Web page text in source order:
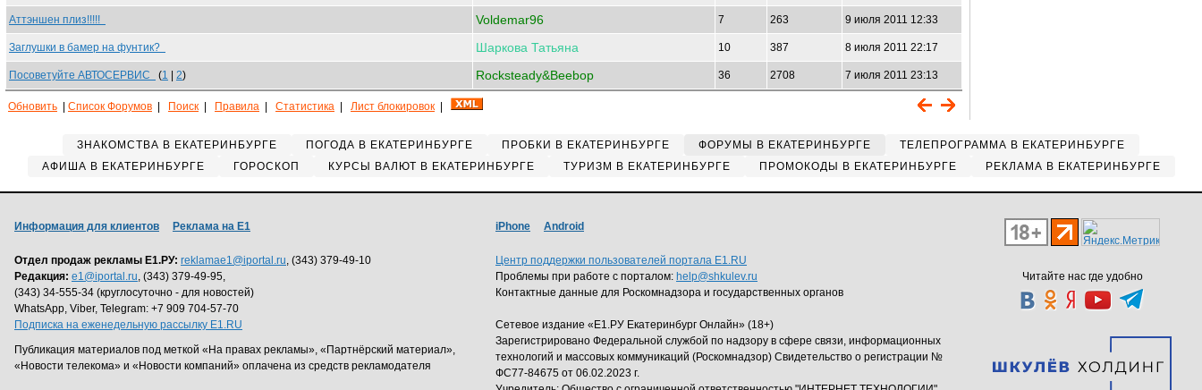
Аттэншен плиз!!!!! Voldemar96 7 263 9 июля 2011 12:33
Заглушки в бамер на фунтик? Шаркова Татьяна 10 387 8 июля 2011 22:17
Посоветуйте АВТОСЕРВИС (1 2) Rocksteady&Beebop 36 2708 7 июля 2011 23:13
Обновить Список Форумов Поиск Правила Статистика Лист блокировок
ЗНАКОМСТВА В ЕКАТЕРИНБУРГЕ ПОГОДА В ЕКАТЕРИНБУРГЕ ПРОБКИ В ЕКАТЕРИНБУРГЕ ФОРУМЫ В ЕКАТЕРИНБУРГЕ
ТЕЛЕПРОГРАММА В ЕКАТЕРИНБУРГЕ
АФИША В ЕКАТЕРИНБУРГЕ
ГОРОСКОП КУРСЫ ВАЛЮТ В ЕКАТЕРИНБУРГЕ ТУРИЗМ В ЕКАТЕРИНБУРГЕ ПРОМОКОДЫ В ЕКАТЕРИНБУРГЕ РЕКЛАМА В ЕКАТЕРИНБУРГЕ
Читайте нас где удобно
Информация для клиентов Реклама на Е1
Отдел продаж рекламы Е1.РУ: reklamae1@iportal.ru, (343) 379-49-10
Редакция: e1@iportal.ru, (343) 379-49-95,
(343) 34-555-34 (круглосуточно - для новостей)
WhatsApp, Viber, Telegram: +7 909 704-57-70
Подписка на еженедельную рассылку E1.RU
Публикация материалов под меткой «На правах рекламы», «Партнёрский материал»,
«Новости телекома» и «Новости компаний» оплачена из средств рекламодателя
iPhone Android
Центр поддержки пользователей портала E1.RU
Проблемы при работе с порталом: help@shkulev.ru
Контактные данные для Роскомнадзора и государственных органов
Сетевое издание «Е1.РУ Екатеринбург Онлайн» (18+)
Зарегистрировано Федеральной службой по надзору в сфере связи, информационных
технологий и массовых коммуникаций (Роскомнадзор) Свидетельство о регистрации №
ФС77-84675 от 06.02.2023 г.